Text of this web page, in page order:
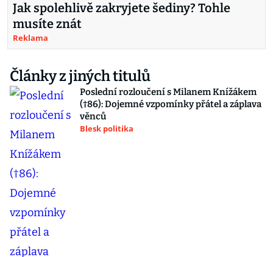
Jak spolehlivě zakryjete šediny? Tohle
musíte znát
Reklama
Články z jiných titulů
Poslední rozloučení s Milanem Knížákem
(†86): Dojemné vzpomínky přátel a záplava
věnců
Blesk politika